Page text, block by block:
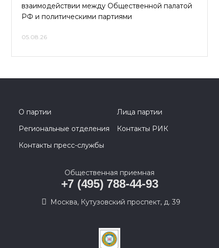
взаимодействии между Общественной палатой
РФ и политическими партиями
05.08.26
О партии
Лица партии
Региональные отделения
Контакты РИК
Контакты пресс-службы
Общественная приемная
+7 (495) 788-44-93
Москва, Кутузовский проспект, д. 39